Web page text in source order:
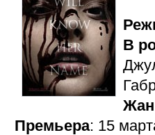
В
Премьера: 15